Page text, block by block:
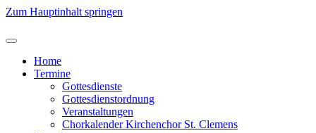
Zum Hauptinhalt springen
Home
Termine
Gottesdienste
Gottesdienstordnung
Veranstaltungen
Chorkalender Kirchenchor St. Clemens